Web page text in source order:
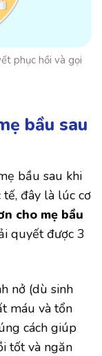
phục hồi và gọi
bầu sau
bầu sau khi
tế, đây là lúc cơ
cho mẹ bầu
quyết được 3
nở (dù sinh
máu và tổn
cách giúp
tốt và ngăn